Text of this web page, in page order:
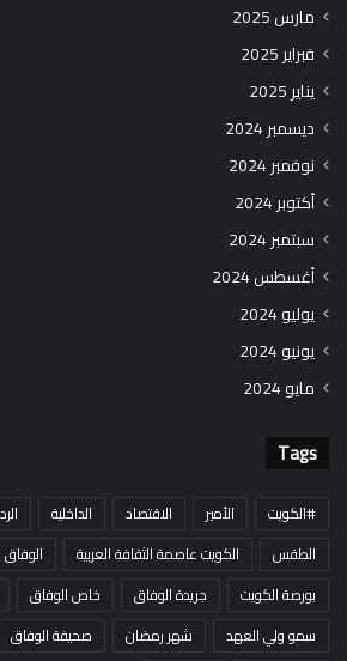
مارس 2025
فبراير 2025
يناير 2025
ديسمبر 2024
نوفمبر 2024
أكتوبر 2024
سبتمبر 2024
أغسطس 2024
يوليو 2024
يونيو 2024
مايو 2024
Tags
#الكويت الأمير الاقتصاد الداخلية
الطقس
الكويت عاصمة الثقافة العربية
بورصة الكويت
جريدة الوفاق خاص الوفاق
سمو ولي العهد
شهر رمضان صحيفة الوفاق